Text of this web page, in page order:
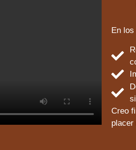
En
Creo
placer